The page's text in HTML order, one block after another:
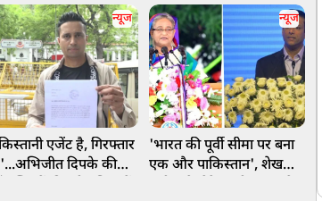
न्यूज
एजेंट है, गिरफ्तार
दिपके की
न्यूज
'भारत की पूर्वी सीमा पर बना
एक और पाकिस्तान', शेख